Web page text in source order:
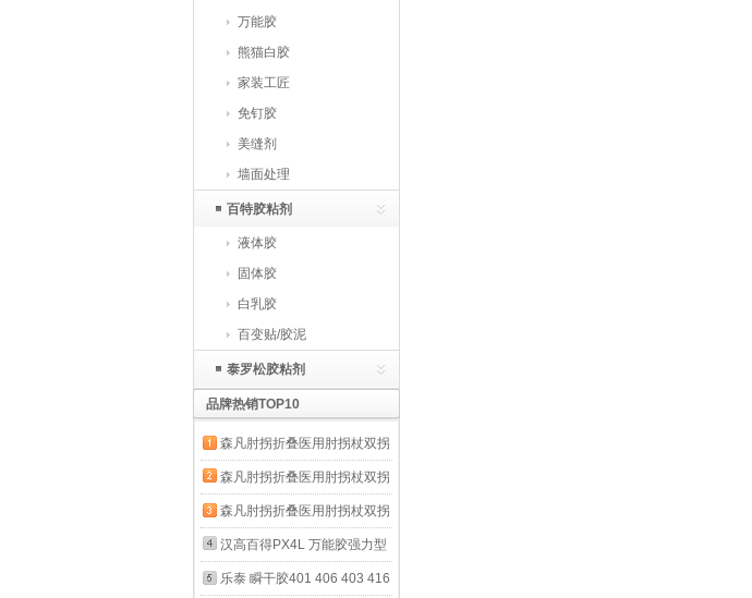
万能胶
熊猫白胶
家装工匠
免钉胶
美缝剂
墙面处理
百特胶粘剂
液体胶
固体胶
白乳胶
百变贴/胶泥
泰罗松胶粘剂
品牌热销TOP10
森凡肘拐折叠医用肘拐杖双拐
腋下拐杖 手臂式拐杖骨折医
用康复年轻人拐杖 走路辅助
器助行器训练走路 樱花粉 折
叠成人单根 送单脚（身高
森凡肘拐折叠医用肘拐杖双拐
腋下拐杖 手臂式拐杖骨折医
用康复年轻人拐杖 走路辅助
器助行器训练走路 樱花粉 折
森凡肘拐折叠医用肘拐杖双拐
腋下拐杖 手臂式拐杖骨折医
用康复年轻人拐杖 走路辅助
汉高百得PX4L 万能胶强力型
4L大桶罐装环保木工胶 万能
乐泰 瞬干胶401 406 403 416